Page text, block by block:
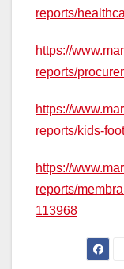
reports/
https://
reports/
https://
reports/kids-
https://
reports/
113968